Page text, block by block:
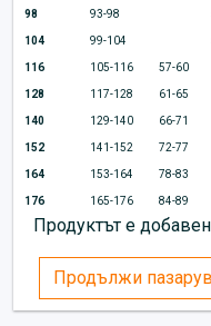
98 93-98
104 99-104
116 105-116 57-60
128 117-128 61-65
140 129-140 66-71
152 141-152 72-77
164 153-164 78-83
176 165-176 84-89
Продуктът е
Продължи